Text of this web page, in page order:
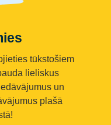
tūkstošiem
lieliskus
un
plašā